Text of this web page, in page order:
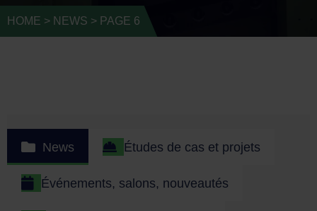
HOME > NEWS > PAGE 6
News Études de cas et projets
Événements, salons, nouveautés